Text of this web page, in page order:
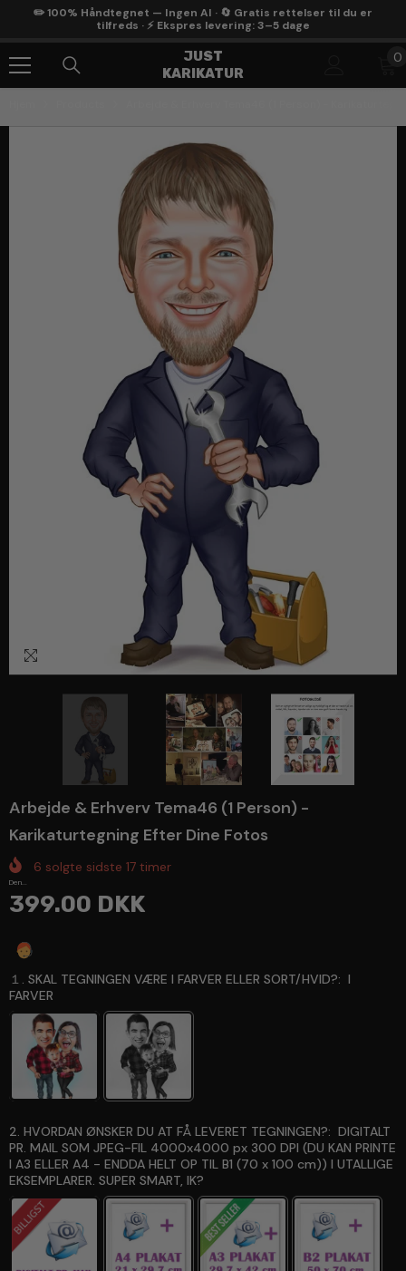
Gå Til Indhold
✏️ 100% Håndtegnet — Ingen AI · 🔄 Gratis rettelser til du er
tilfreds · ⚡ Ekspres levering: 3–5 dage
JUST
KARIKATUR
0
0
Arbejde & Erhverv Tema46 (1 Person) -
Karikaturtegning Efter Dine Fotos
6 solgte sidste 17 timer
Den...
399.00 DKK
１. SKAL TEGNINGEN VÆRE I FARVER ELLER SORT/HVID?: I
FARVER
2. HVORDAN ØNSKER DU AT FÅ LEVERET TEGNINGEN?: DIGITALT
PR. MAIL SOM JPEG-FIL 4000x4000 px 300 DPI (DU KAN PRINTE
I A3 ELLER A4 - ENDDA HELT OP TIL B1 (70 x 100 cm)) I UTALLIGE
EKSEMPLARER. SUPER SMART, IK?